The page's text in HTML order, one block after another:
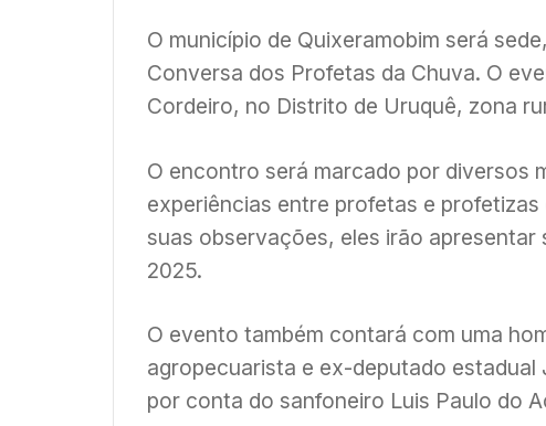
O município de Quixeramobim será
Conversa dos Profetas da Chuva. O
Cordeiro, no Distrito de Uruquê, zona
O encontro será marcado por diversos
experiências entre profetas e
suas observações, eles irão apresentar
2025.
O evento também contará com uma
agropecuarista e ex-deputado
por conta do sanfoneiro Luis Paulo do